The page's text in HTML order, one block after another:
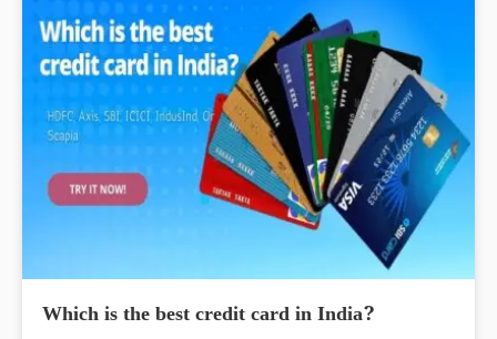
Which is the best credit card in India?